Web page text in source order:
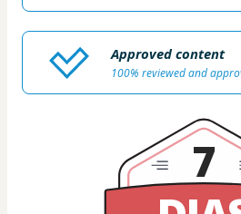
Approved content
100% reviewed and
7